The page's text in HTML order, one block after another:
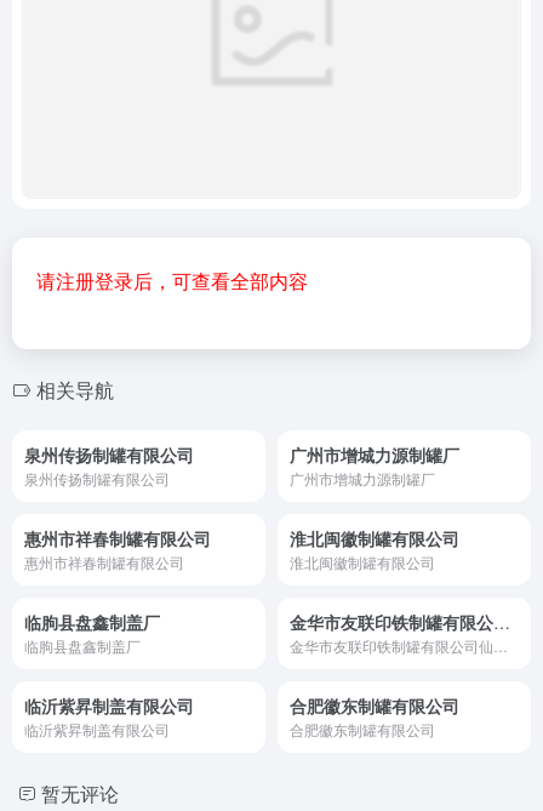
请注册登录后，可查看全部内容
相关导航
泉州传扬制罐有限公司
泉州传扬制罐有限公司
广州市增城力源制罐厂
广州市增城力源制罐厂
惠州市祥春制罐有限公司
惠州市祥春制罐有限公司
淮北闽徽制罐有限公司
淮北闽徽制罐有限公司
临朐县盘鑫制盖厂
临朐县盘鑫制盖厂
金华市友联印铁制罐有限公司仙桥分公司
临沂紫昇制盖有限公司
临沂紫昇制盖有限公司
合肥徽东制罐有限公司
合肥徽东制罐有限公司
暂无评论